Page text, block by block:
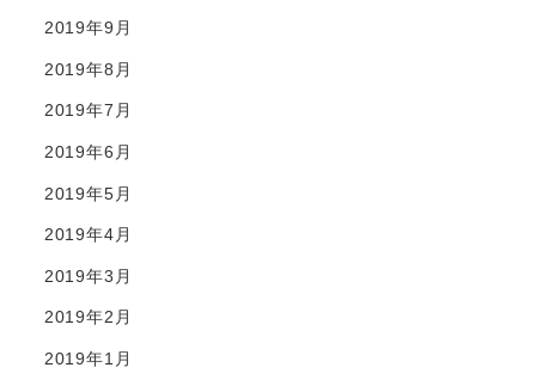
2019年9月
2019年8月
2019年7月
2019年6月
2019年5月
2019年4月
2019年3月
2019年2月
2019年1月